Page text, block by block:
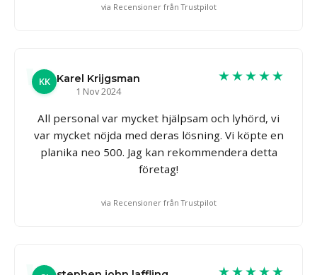
via Recensioner från Trustpilot
KK Karel Krijgsman
1 Nov 2024
★★★★★
All personal var mycket hjälpsam och lyhörd, vi
var mycket nöjda med deras lösning. Vi köpte en
planika neo 500. Jag kan rekommendera detta
företag!
via Recensioner från Trustpilot
★★★★★